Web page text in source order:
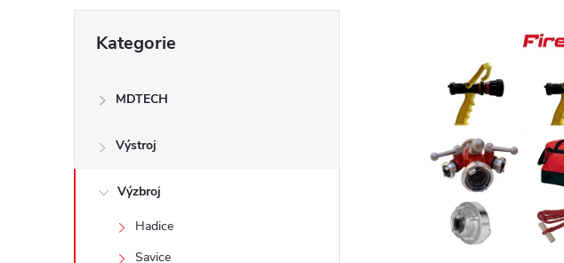
t
kategorie
Kategorie
MDTECH
Výstroj
Výzbroj
Hadice
Savice